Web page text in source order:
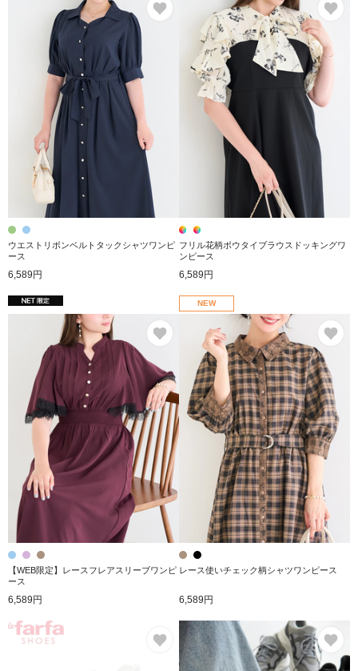
ウエストリボンベルトタックシャツワンピ
ース
6,589円
フリル花柄ボウタイブラウスドッキングワ
ンピース
6,589円
お気に入り
【WEB限定】レースフレアスリーブワンピ
ース
6,589円
NEW
レース使いチェック柄シャツワンピース
6,589円
お気に入り